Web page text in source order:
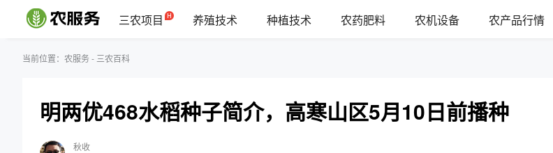
三农项目 养殖技术 种植技术 农药肥料 农机设备 农产品行情
当前位置： 农服务- 三农百科
明两优468水稻种子简介，高寒山区5月10日前播种
秋收